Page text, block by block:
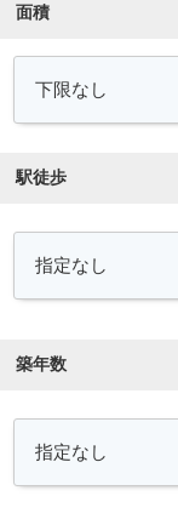
面積
駅徒歩
築年数